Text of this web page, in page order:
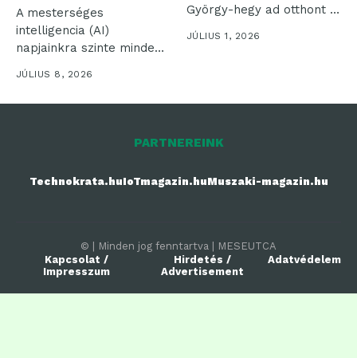
A mesterséges
intelligencia (AI)
napjainkra szinte minden
meghatározóvá vált, és
JÚLIUS 8, 2026
György-hegy ad otthont a
JÚLIUS 1, 2026
PARTNEREINK
Technokrata.huIoTmagazin.huMuszaki-magazin.hu
© | Minden jog fenntartva | MESEUTCA
Kapcsolat /
Impresszum
Hirdetés /
Advertisement
Adatvédelem